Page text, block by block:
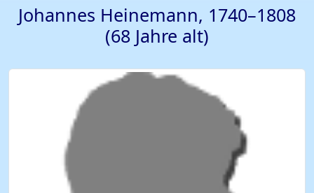
Johannes Heinemann, 1740–1808
(68 Jahre alt)